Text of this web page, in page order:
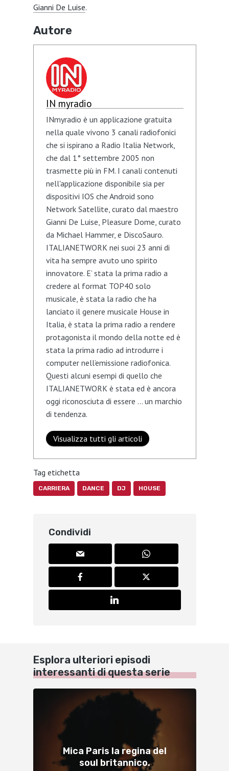
Gianni De Luise.
Autore
IN myradio
INmyradio è un applicazione gratuita
nella quale vivono 3 canali radiofonici
che si ispirano a Radio Italia Network,
che dal 1° settembre 2005 non
trasmette più in FM. I canali contenuti
nell'applicazione disponibile sia per
dispositivi IOS che Android sono
Network Satellite, curato dal maestro
Gianni De Luise, Pleasure Dome, curato
da Michael Hammer, e DiscoSauro.
ITALIANETWORK nei suoi 23 anni di
vita ha sempre avuto uno spirito
innovatore. E’ stata la prima radio a
credere al format TOP40 solo
musicale, è stata la radio che ha
lanciato il genere musicale House in
Italia, è stata la prima radio a rendere
protagonista il mondo della notte ed è
stata la prima radio ad introdurre i
computer nell’emissione radiofonica.
Questi alcuni esempi di quello che
ITALIANETWORK è stata ed è ancora
oggi riconosciuta di essere … un marchio
di tendenza.
Visualizza tutti gli articoli
Tag etichetta
CARRIERA DANCE DJ HOUSE
Condividi
Esplora ulteriori episodi
interessanti di questa serie
Mica Paris la regina del
soul britannico.